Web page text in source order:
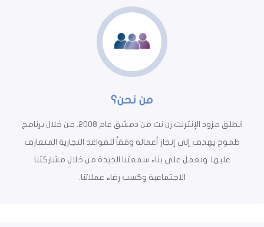
من نحن؟
انطلق مزود الإنترنت رن نت من دمشق عام 2008. من خلال برنامج
طموح يهدف إلى إنجاز أعماله وفقاً للقواعد التجارية المتعارف
عليها. ونعمل على بناء سمعتنا الجيدة من خلال مشاركتنا
الاجتماعية وكسب رضاء عملائنا.